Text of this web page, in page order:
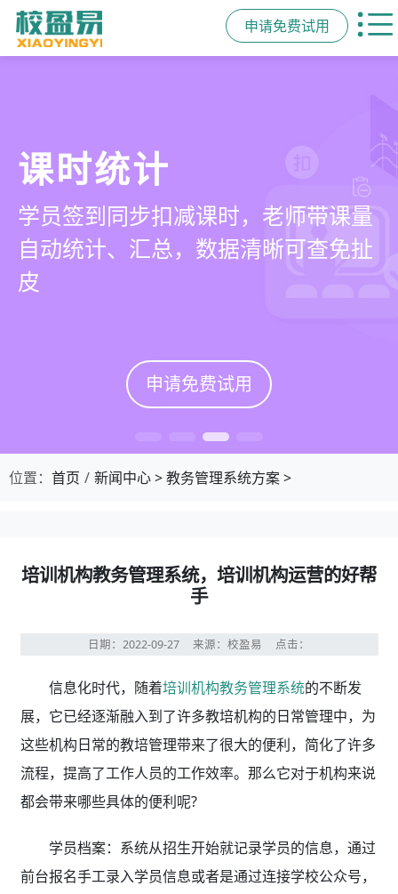
申请免费试用
家校互动
一部手机链接教师、学员、家长，沟
通互动零距离，服务贴心铸口碑促续
费
申请免费试用
管学校，用校盈易
培训机构教务管理系
统
有效提升运营管理效率45%
申请免费试用
智能排课
可视化排课，智能冲突异常检测提
醒，课表自动生成，一健导出，准确
高效
申请免费试用
课时统计
学员签到同步扣减课时，老师带课量
自动统计、汇总，数据清晰可查免扯
皮
申请免费试用
位置： 首页 新闻中心>教务管理系统方案>
培训机构教务管理系统，培训机构运营的好帮
手
日期：2022-09-27 来源：校盈易 点击：
信息化时代，随着培训机构教务管理系统的不断发
展，它已经逐渐融入到了许多教培机构的日常管理中，为
这些机构日常的教培管理带来了很大的便利，简化了许多
流程，提高了工作人员的工作效率。那么它对于机构来说
都会带来哪些具体的便利呢?
学员档案：系统从招生开始就记录学员的信息，通过
前台报名手工录入学员信息或者是通过连接学校公众号，